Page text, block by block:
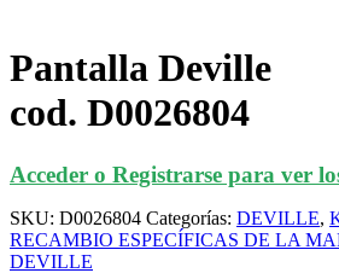
Pantalla Deville
cod. D0026804
Acceder o Registrarse para ver
SKU: D0026804 Categorías: DEVILLE,
RECAMBIO ESPECÍFICAS DE LA
DEVILLE